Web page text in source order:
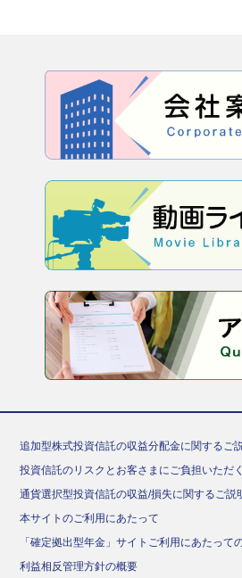
追加型株式投資信託の収益分配金に関するご
投資信託のリスクとお客さまにご負担いただ
通貨選択型投資信託の収益/損失に関するご説
本サイトのご利用にあたって
「確定拠出型年金」サイトご利用にあたって
利益相反管理方針の概要